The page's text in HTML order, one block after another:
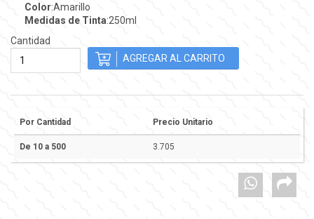
Color:Amarillo
Medidas de Tinta:250ml
Cantidad
Por Cantidad Precio Unitario
De 10 a 500 3.705